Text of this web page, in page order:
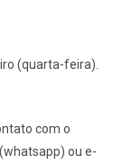
(quarta-feira).
com o
ou e-